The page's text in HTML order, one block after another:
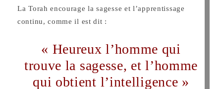
La Torah encourage la sagesse et l’apprentissage
continu, comme il est dit :
« Heureux l’homme qui
trouve la sagesse, et l’homme
qui obtient l’intelligence »